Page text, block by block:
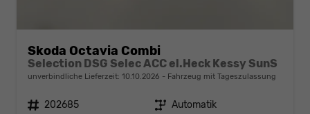
Skoda Octavia Combi
Selection DSG Selec ACC el.Heck Kessy SunS
unverbindliche Lieferzeit: 10.10.2026 Fahrzeug mit Tageszulassung
Fahrzeugnr. 202685 Getriebe Automatik